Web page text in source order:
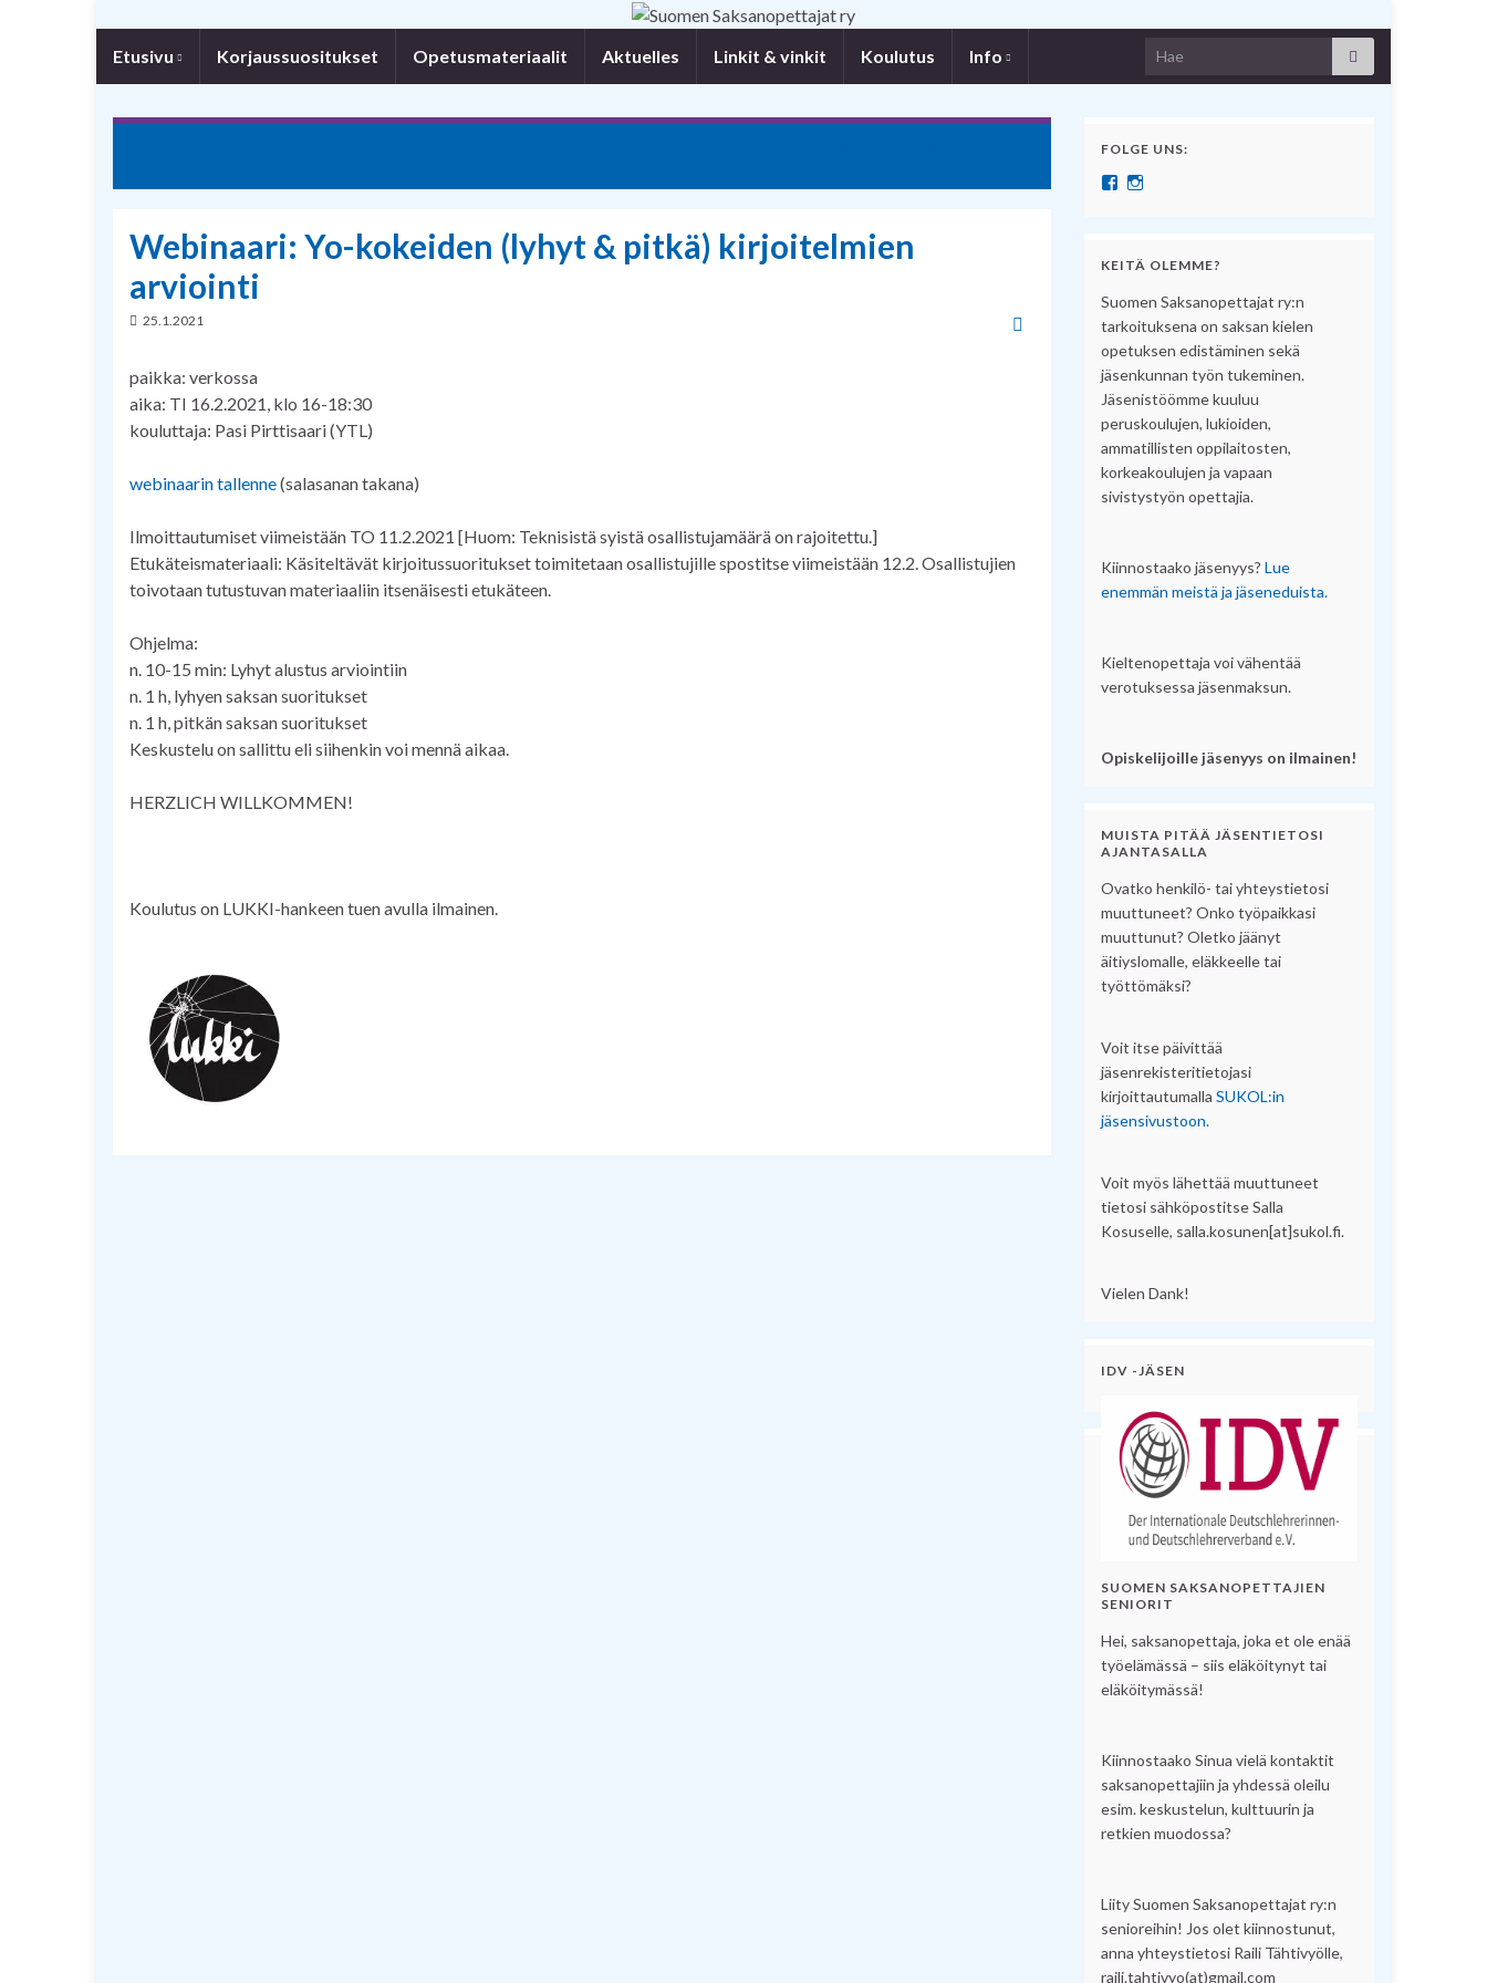
Etusivu Korjaussuositukset Opetusmateriaalit Aktuelles Linkit & vinkit Koulutus Info Search for:
Webinaari: Yo-kokeiden (lyhyt & pitkä) kirjoitelmien
arviointi
25.1.2021
paikka: verkossa
aika: TI 16.2.2021, klo 16-18:30
kouluttaja: Pasi Pirttisaari (YTL)
webinaarin tallenne(salasanan takana)
Ilmoittautumiset viimeistään TO 11.2.2021 [Huom: Teknisistä syistä osallistujamäärä on rajoitettu.]
Etukäteismateriaali: Käsiteltävät kirjoitussuoritukset toimitetaan osallistujille spostitse viimeistään 12.2. Osallistujien
toivotaan tutustuvan materiaaliin itsenäisesti etukäteen.
Ohjelma:
n. 10-15 min: Lyhyt alustus arviointiin
n. 1 h, lyhyen saksan suoritukset
n. 1 h, pitkän saksan suoritukset
Keskustelu on sallittu eli siihenkin voi mennä aikaa.
HERZLICH WILLKOMMEN!
Koulutus on LUKKI-hankeen tuen avulla ilmainen.
FOLGE UNS:
Näytä SuomenSaksanopettajat:n profiili Facebook
Näytä suomensaksanopettajat:n profiili Instagram
KEITÄ OLEMME?
Suomen Saksanopettajat ry:n
tarkoituksena on saksan kielen
opetuksen edistäminen sekä
jäsenkunnan työn tukeminen.
Jäsenistöömme kuuluu
peruskoulujen, lukioiden,
ammatillisten oppilaitosten,
korkeakoulujen ja vapaan
sivistystyön opettajia.
Kiinnostaako jäsenyys? Lue
enemmän meistä ja jäseneduista.
Kieltenopettaja voi vähentää
verotuksessa jäsenmaksun.
Opiskelijoille jäsenyys on ilmainen!
MUISTA PITÄÄ JÄSENTIETOSI
AJANTASALLA
Ovatko henkilö- tai yhteystietosi
muuttuneet? Onko työpaikkasi
muuttunut? Oletko jäänyt
äitiyslomalle, eläkkeelle tai
työttömäksi?
Voit itse päivittää
jäsenrekisteritietojasi
kirjoittautumalla SUKOL:in
jäsensivustoon.
Voit myös lähettää muuttuneet
tietosi sähköpostitse Salla
Kosuselle, salla.kosunen[at]sukol.fi.
Vielen Dank!
IDV -JÄSEN
SUOMEN SAKSANOPETTAJIEN
SENIORIT
Hei, saksanopettaja, joka et ole enää
työelämässä – siis eläköitynyt tai
eläköitymässä!
Kiinnostaako Sinua vielä kontaktit
saksanopettajiin ja yhdessä oleilu
esim. keskustelun, kulttuurin ja
retkien muodossa?
Liity Suomen Saksanopettajat ry:n
senioreihin! Jos olet kiinnostunut,
anna yhteystietosi Raili Tähtivyölle,
raili.tahtivyo(at)gmail.com